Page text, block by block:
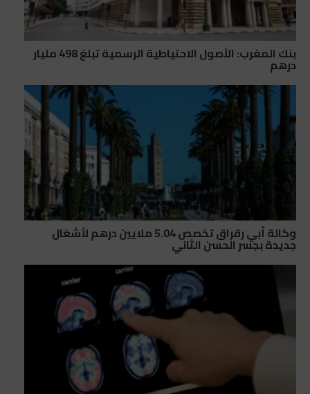
بنك المغرب: الأصول الاحتياطية الرسمية تبلغ 498 مليار
درهم
وكالة أبي رقراق تخصص 5.04 ملايين درهم لأشغال
جديدة بجسر الحسن الثاني